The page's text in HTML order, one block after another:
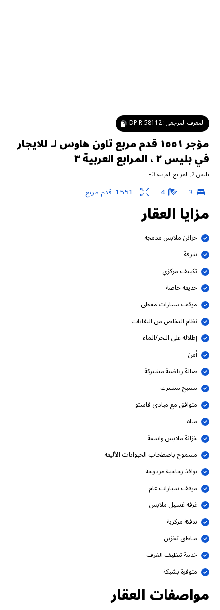
المعرف المرجعي :DP-R-58112
مؤجر ١٥٥١ قدم مربع تاون هاوس لـ للايجار
في بليس ٢ ، المرابع العربية ٣
بليس 2 ,المرابع العربية 3 -
3
4
1551 قدم مربع
مزايا العقار
خزائن ملابس مدمجة
شرفة
تكييف مركزي
حديقة خاصة
موقف سيارات مغطى
نظام التخلص من النفايات
إطلالة على البحر/الماء
أمن
صالة رياضية مشتركة
مسبح مشترك
متوافق مع مبادئ فاستو
مياه
خزانة ملابس واسعة
مسموح باصطحاب الحيوانات الأليفة
نوافذ زجاجية مزدوجة
موقف سيارات عام
غرفة غسيل ملابس
تدفئة مركزية
مناطق تخزين
خدمة تنظيف الغرف
متوفرة بشبكة
مواصفات العقار